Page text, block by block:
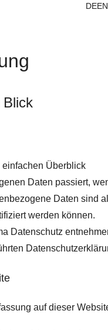
DEEN
Blick
Überblick
Daten passiert,
Daten sind
werden können.
Datenschutz
auf dieser